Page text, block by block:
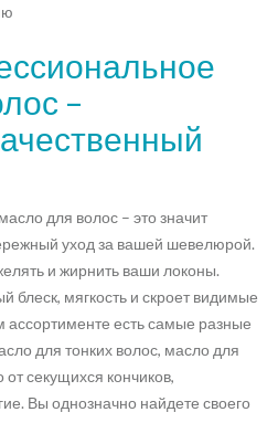
–
для волос – это значит
уход за вашей шевелюрой.
и жирнить ваши локоны.
блеск, мягкость и скроет видимые
есть самые разные
для тонких волос, масло для
секущихся кончиков,
Вы однозначно найдете своего